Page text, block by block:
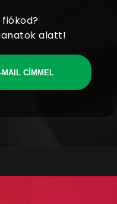
alatt!
MAIL CÍMMEL